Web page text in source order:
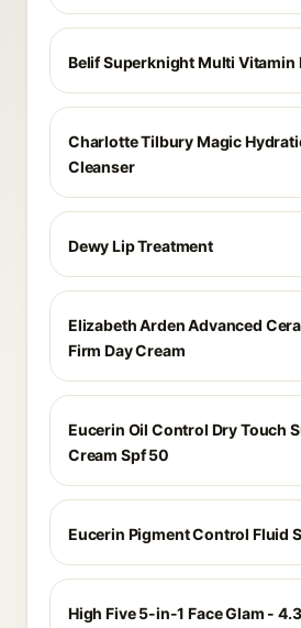
Belif Superknight Multi Vitamin
Charlotte Tilbury Magic
Cleanser
Dewy Lip Treatment
Elizabeth Arden Advanced
Firm Day Cream
Eucerin Oil Control Dry Touch
Cream Spf 50
Eucerin Pigment Control Fluid
High Five 5-in-1 Face Glam -